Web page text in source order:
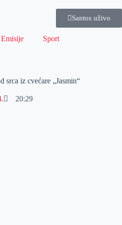
Santos uživo
Emisije Sport
srca iz cvećare „Jasmin“
20:29